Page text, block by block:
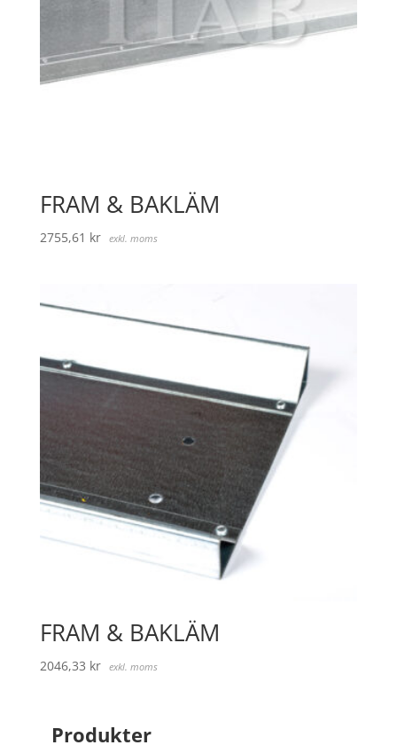
FRAM & BAKLÄM
2755,61 kr exkl. moms
FRAM & BAKLÄM
2046,33 kr exkl. moms
Produkter